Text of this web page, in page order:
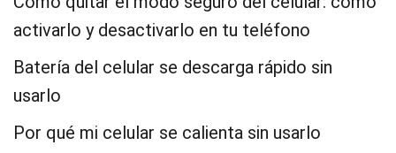
activarlo y desactivarlo en tu teléfono
Batería del celular se descarga rápido sin
usarlo
Por qué mi celular se calienta sin usarlo